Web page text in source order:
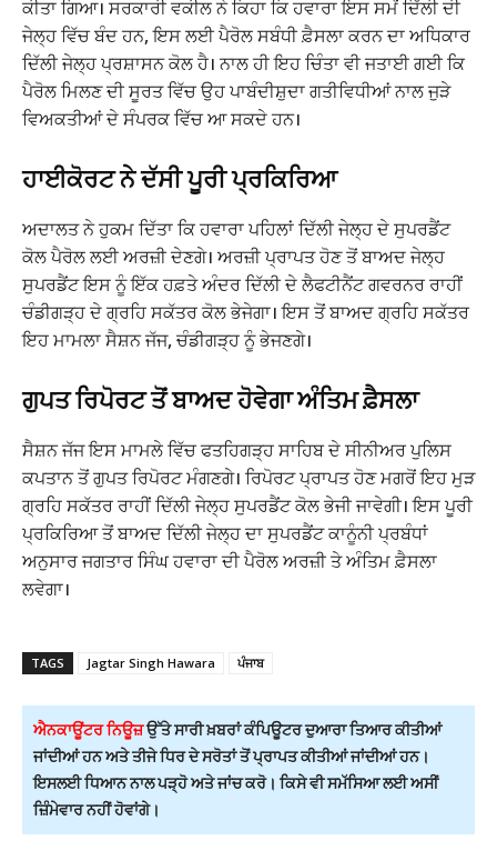
ਕੀਤਾ ਗਿਆ। ਸਰਕਾਰੀ ਵਕੀਲ ਨੇ ਕਿਹਾ ਕਿ ਹਵਾਰਾ ਇਸ ਸਮੇਂ ਦਿੱਲੀ ਦੀ
ਜੇਲ੍ਹ ਵਿੱਚ ਬੰਦ ਹਨ, ਇਸ ਲਈ ਪੈਰੋਲ ਸਬੰਧੀ ਫ਼ੈਸਲਾ ਕਰਨ ਦਾ ਅਧਿਕਾਰ
ਦਿੱਲੀ ਜੇਲ੍ਹ ਪ੍ਰਸ਼ਾਸਨ ਕੋਲ ਹੈ। ਨਾਲ ਹੀ ਇਹ ਚਿੰਤਾ ਵੀ ਜਤਾਈ ਗਈ ਕਿ
ਪੈਰੋਲ ਮਿਲਣ ਦੀ ਸੂਰਤ ਵਿੱਚ ਉਹ ਪਾਬੰਦੀਸ਼ੁਦਾ ਗਤੀਵਿਧੀਆਂ ਨਾਲ ਜੁੜੇ
ਵਿਅਕਤੀਆਂ ਦੇ ਸੰਪਰਕ ਵਿੱਚ ਆ ਸਕਦੇ ਹਨ।
ਹਾਈਕੋਰਟ ਨੇ ਦੱਸੀ ਪੂਰੀ ਪ੍ਰਕਿਰਿਆ
ਅਦਾਲਤ ਨੇ ਹੁਕਮ ਦਿੱਤਾ ਕਿ ਹਵਾਰਾ ਪਹਿਲਾਂ ਦਿੱਲੀ ਜੇਲ੍ਹ ਦੇ ਸੁਪਰਡੈਂਟ
ਕੋਲ ਪੈਰੋਲ ਲਈ ਅਰਜ਼ੀ ਦੇਣਗੇ। ਅਰਜ਼ੀ ਪ੍ਰਾਪਤ ਹੋਣ ਤੋਂ ਬਾਅਦ ਜੇਲ੍ਹ
ਸੁਪਰਡੈਂਟ ਇਸ ਨੂੰ ਇੱਕ ਹਫ਼ਤੇ ਅੰਦਰ ਦਿੱਲੀ ਦੇ ਲੈਫਟੀਨੈਂਟ ਗਵਰਨਰ ਰਾਹੀਂ
ਚੰਡੀਗੜ੍ਹ ਦੇ ਗ੍ਰਹਿ ਸਕੱਤਰ ਕੋਲ ਭੇਜੇਗਾ। ਇਸ ਤੋਂ ਬਾਅਦ ਗ੍ਰਹਿ ਸਕੱਤਰ
ਇਹ ਮਾਮਲਾ ਸੈਸ਼ਨ ਜੱਜ, ਚੰਡੀਗੜ੍ਹ ਨੂੰ ਭੇਜਣਗੇ।
ਗੁਪਤ ਰਿਪੋਰਟ ਤੋਂ ਬਾਅਦ ਹੋਵੇਗਾ ਅੰਤਿਮ ਫ਼ੈਸਲਾ
ਸੈਸ਼ਨ ਜੱਜ ਇਸ ਮਾਮਲੇ ਵਿੱਚ ਫਤਹਿਗੜ੍ਹ ਸਾਹਿਬ ਦੇ ਸੀਨੀਅਰ ਪੁਲਿਸ
ਕਪਤਾਨ ਤੋਂ ਗੁਪਤ ਰਿਪੋਰਟ ਮੰਗਣਗੇ। ਰਿਪੋਰਟ ਪ੍ਰਾਪਤ ਹੋਣ ਮਗਰੋਂ ਇਹ ਮੁੜ
ਗ੍ਰਹਿ ਸਕੱਤਰ ਰਾਹੀਂ ਦਿੱਲੀ ਜੇਲ੍ਹ ਸੁਪਰਡੈਂਟ ਕੋਲ ਭੇਜੀ ਜਾਵੇਗੀ। ਇਸ ਪੂਰੀ
ਪ੍ਰਕਿਰਿਆ ਤੋਂ ਬਾਅਦ ਦਿੱਲੀ ਜੇਲ੍ਹ ਦਾ ਸੁਪਰਡੈਂਟ ਕਾਨੂੰਨੀ ਪ੍ਰਬੰਧਾਂ
ਅਨੁਸਾਰ ਜਗਤਾਰ ਸਿੰਘ ਹਵਾਰਾ ਦੀ ਪੈਰੋਲ ਅਰਜ਼ੀ ਤੇ ਅੰਤਿਮ ਫ਼ੈਸਲਾ
ਲਵੇਗਾ।
TAGS Jagtar Singh Hawara ਪੰਜਾਬ
ਐਨਕਾਊਂਟਰ ਨਿਊਜ਼ਉੱਤੇ ਸਾਰੀ ਖ਼ਬਰਾਂ ਕੰਪਿਊਟਰ ਦੁਆਰਾ ਤਿਆਰ ਕੀਤੀਆਂ
ਜਾਂਦੀਆਂ ਹਨ ਅਤੇ ਤੀਜੇ ਧਿਰ ਦੇ ਸਰੋਤਾਂ ਤੋਂ ਪ੍ਰਾਪਤ ਕੀਤੀਆਂ ਜਾਂਦੀਆਂ ਹਨ।
ਇਸਲਈ ਧਿਆਨ ਨਾਲ ਪੜ੍ਹੋ ਅਤੇ ਜਾਂਚ ਕਰੋ। ਕਿਸੇ ਵੀ ਸਮੱਸਿਆ ਲਈ ਅਸੀਂ
ਜ਼ਿੰਮੇਵਾਰ ਨਹੀਂ ਹੋਵਾਂਗੇ।